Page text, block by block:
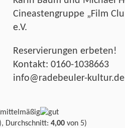
Cineastengruppe „Film
e.V.
Reservierungen erbeten!
Kontakt: 0160-1038663
info@radebeuler-kultur.de
Durchschnitt: 4,00 von 5)